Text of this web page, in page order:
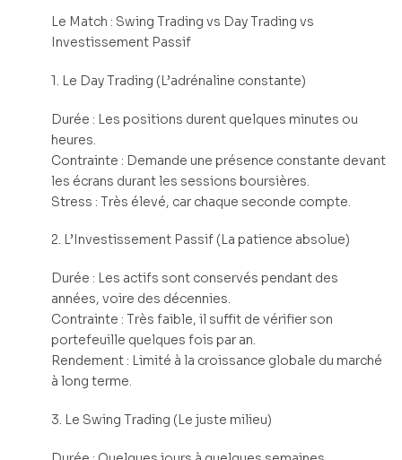
Le Match : Swing Trading vs Day Trading vs
Investissement Passif
1. Le Day Trading (L’adrénaline constante)
Durée : Les positions durent quelques minutes ou
heures.
Contrainte : Demande une présence constante devant
les écrans durant les sessions boursières.
Stress : Très élevé, car chaque seconde compte.
2. L’Investissement Passif (La patience absolue)
Durée : Les actifs sont conservés pendant des
années, voire des décennies.
Contrainte : Très faible, il suffit de vérifier son
portefeuille quelques fois par an.
Rendement : Limité à la croissance globale du marché
à long terme.
3. Le Swing Trading (Le juste milieu)